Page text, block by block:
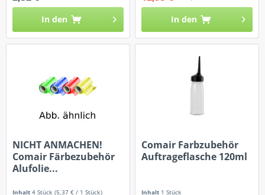
In den In den
NICHT ANMACHEN!
Comair Färbezubehör
Alufolie...
Inhalt4 Stück(5,37 € / 1 Stück)
Comair Farbzubehör
Auftrageflasche 120ml
Inhalt 1 Stück